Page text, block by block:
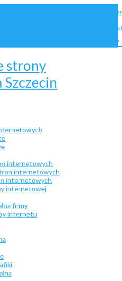
Tanie
strony
internetowych
internetowych
internetowych
internetowej
firmy
internetu